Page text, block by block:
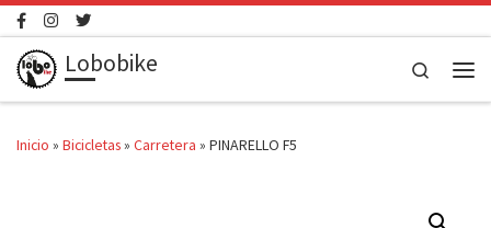
Saltar al contenido
Lobobike
Search
Inicio » Bicicletas» Carretera » PINARELLO F5